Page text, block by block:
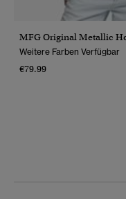
MFG Original Metallic
Weitere Farben Verfügbar
€79.99